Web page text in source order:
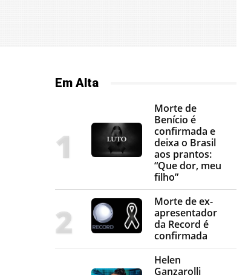
Em Alta
Morte de
Benício é
confirmada e
deixa o Brasil
aos prantos:
“Que dor, meu
filho”
Morte de ex-
apresentador
da Record é
confirmada
Helen
Ganzarolli